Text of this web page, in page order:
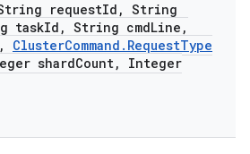
requestId , String
taskId , String cmdLine ,
, ClusterCommand . RequestType
shardCount,
Integer